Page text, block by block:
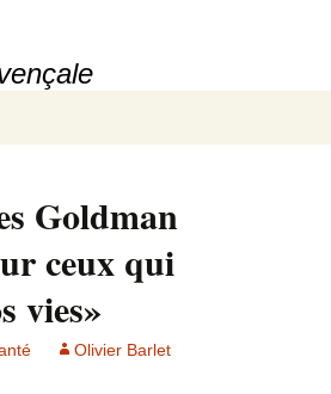
Goldman
ceux qui
vies»
Olivier Barlet